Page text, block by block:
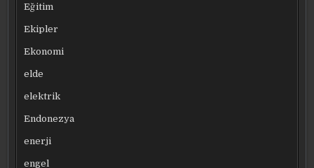
Eğitim
Ekipler
Ekonomi
elde
elektrik
Endonezya
enerji
engel